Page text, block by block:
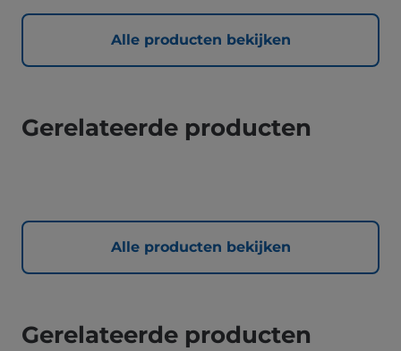
Alle producten bekijken
Gerelateerde producten
Alle producten bekijken
Gerelateerde producten